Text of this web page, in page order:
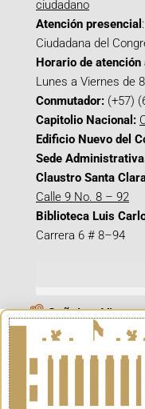
ciudadano
Atención presencial
Ciudadana del
Horario de atención
Lunes a Viernes de
Conmutador: (+57)
Capitolio Nacional:
Edificio Nuevo del
Sede
Claustro Santa
Calle 9 No. 8 – 92
Biblioteca Luis
Carrera 6 # 8–94
Señal en Vivo